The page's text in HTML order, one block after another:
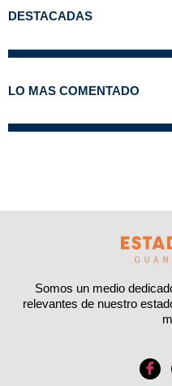
DESTACADAS
LO MAS COMENTADO
Somos un medio
relevantes de nuestro